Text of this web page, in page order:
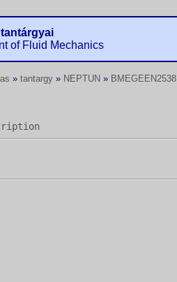
of Fluid Mechanics
» tantargy » NEPTUN » BMEGEEN2538